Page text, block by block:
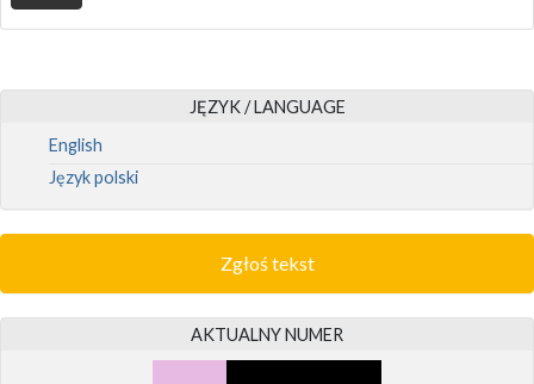
JĘZYK / LANGUAGE
English
Język polski
Zgłoś tekst
AKTUALNY NUMER